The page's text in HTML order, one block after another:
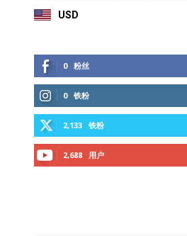
USD
0 粉丝
0 铁粉
2,133 铁粉
2,688 用户